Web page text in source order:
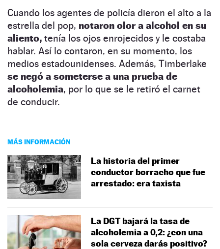
Cuando los agentes de policía dieron el alto a la
estrella del pop, notaron olor a alcohol en su
aliento, tenía los ojos enrojecidos y le costaba
hablar. Así lo contaron, en su momento, los
medios estadounidenses. Además, Timberlake
se negó a someterse a una prueba de
alcoholemia, por lo que se le retiró el carnet
de conducir.
MÁS INFORMACIÓN
La historia del primer
conductor borracho que fue
arrestado: era taxista
La DGT bajará la tasa de
alcoholemia a 0,2: ¿con una
sola cerveza darás positivo?